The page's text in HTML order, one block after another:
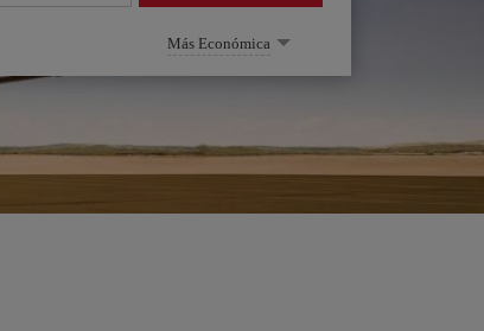
Más Económica